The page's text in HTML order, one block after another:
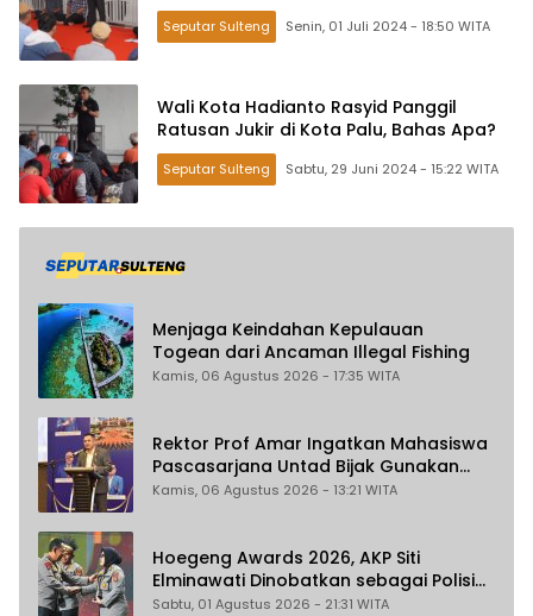
Seputar Sulteng Senin, 01 Juli 2024 - 18:50 WITA
Wali Kota Hadianto Rasyid Panggil
Ratusan Jukir di Kota Palu, Bahas Apa?
Seputar Sulteng Sabtu, 29 Juni 2024 - 15:22 WITA
Menjaga Keindahan Kepulauan
Togean dari Ancaman Illegal Fishing
Kamis, 06 Agustus 2026 - 17:35 WITA
Rektor Prof Amar Ingatkan Mahasiswa
Pascasarjana Untad Bijak Gunakan
Akal Imitasi
Kamis, 06 Agustus 2026 - 13:21 WITA
Hoegeng Awards 2026, AKP Siti
Elminawati Dinobatkan sebagai Polisi
Pelindung Perempuan dan Anak
Sabtu, 01 Agustus 2026 - 21:31 WITA